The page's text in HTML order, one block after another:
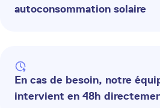
autoconsommation solaire
En cas de besoin, notre
intervient en 48h